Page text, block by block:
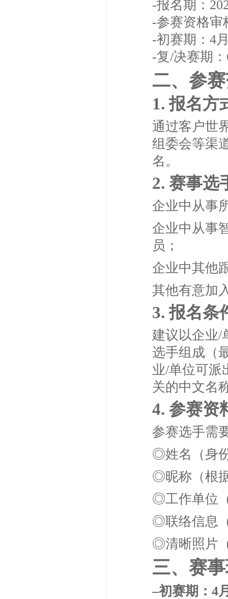
-报名期：
-参赛资格审
-初赛期：4
-复/决赛期
二、参
1. 报名方
通过客户世
组委会等渠
名。
2. 赛事选
企业中从事
企业中从事
员；
企业中其他
其他有意加
3. 报名条
建议以企业/
选手组成（
业/单位可派
关的中文名
4. 参赛资
参赛选手需
◎姓名（身
◎昵称（根
◎工作单位
◎联络信息
◎清晰照片
三、赛
–初赛期：4